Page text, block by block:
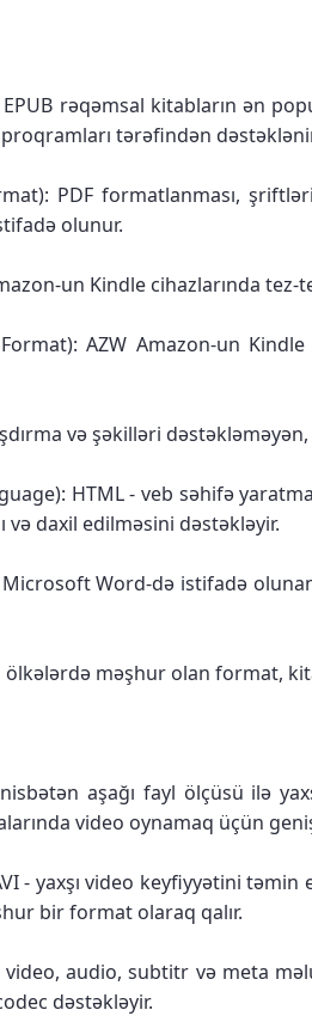
rəqəmsal kitabların ən
tərəfindən
PDF formatlanması,
olunur.
un Kindle cihazlarında
AZW Amazon-un
və şəkilləri
HTML - veb səhifə
daxil edilməsini dəstəkləyir.
Word-də istifadə
ölkələrdə məşhur olan format,
aşağı fayl ölçüsü ilə
video oynamaq üçün
- yaxşı video keyfiyyətini
bir format olaraq qalır.
audio, subtitr və meta
dəstəkləyir.